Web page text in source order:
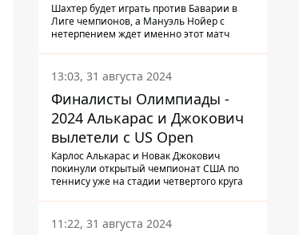
Шахтер будет играть против Баварии в
Лиге чемпионов, а Мануэль Нойер с
нетерпением ждет именно этот матч
13:03, 31 августа 2024
Финалисты Олимпиады -
2024 Алькарас и Джокович
вылетели с US Open
Карлос Алькарас и Новак Джокович
покинули открытый чемпионат США по
теннису уже на стадии четвертого круга
11:22, 31 августа 2024